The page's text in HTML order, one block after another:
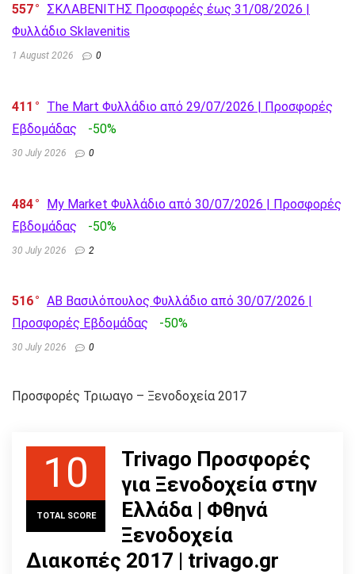
557
ΣΚΛΑΒΕΝΙΤΗΣ Προσφορές έως 31/08/2026 |
Φυλλάδιο Sklavenitis
1 August 2026 0
411
The Mart Φυλλάδιο από 29/07/2026 | Προσφορές
Εβδομάδας
-50%
30 July 2026 0
484
My Market Φυλλάδιο από 30/07/2026 | Προσφορές
Εβδομάδας
-50%
30 July 2026 2
516
AB Βασιλόπουλος Φυλλάδιο από 30/07/2026 |
Προσφορές Εβδομάδας
-50%
30 July 2026 0
Προσφορές Τριωαγο – Ξενοδοχεία 2017
10
TOTAL SCORE
Trivago Προσφορές
για Ξενοδοχεία στην
Ελλάδα | Φθηνά
Ξενοδοχεία
Διακοπές 2017 | trivago.gr